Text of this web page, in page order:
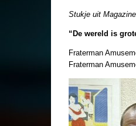
Stukje uit
“De wereld is
Fraterman
Fraterman